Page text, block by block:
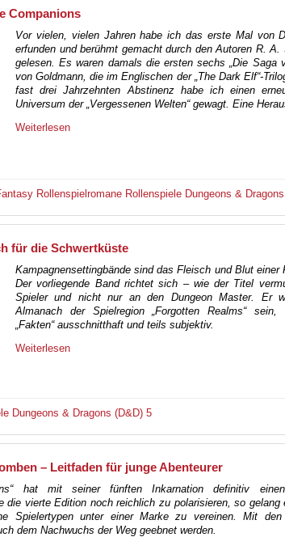
Companions
Vor vielen, vielen Jahren habe ich das erste Mal von
erfunden und berühmt gemacht durch den Autoren R. A.
gelesen. Es waren damals die ersten sechs „Die Saga
von Goldmann, die im Englischen der „The Dark Elf“-
fast drei Jahrzehnten Abstinenz habe ich einen
Universum der „Vergessenen Welten“ gewagt. Eine
Weiterlesen
Rollenspielromane Rollenspiele Dungeons &
für die Schwertküste
Kampagnensettingbände sind das Fleisch und Blut einer
Der vorliegende Band richtet sich – wie der Titel
Spieler und nicht nur an den Dungeon Master. Er
Almanach der Spielregion „Forgotten Realms“
„Fakten“ ausschnitthaft und teils subjektiv.
Weiterlesen
Dungeons & Dragons (D&D) 5
– Leitfaden für junge Abenteurer
hat mit seiner fünften Inkarnation definitiv
die vierte Edition noch reichlich zu polarisieren, so
Spielertypen unter einer Marke zu vereinen. Mit
dem Nachwuchs der Weg geebnet werden.